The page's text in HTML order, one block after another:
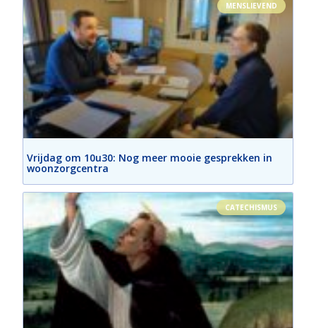
MENSLIEVEND
Vrijdag om 10u30: Nog meer mooie gesprekken in
woonzorgcentra
CATECHISMUS